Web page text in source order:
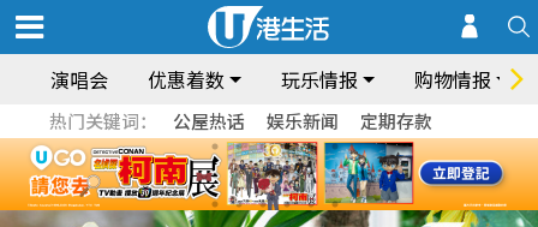
演唱会 优惠着数 玩乐情报 购物情报
热门关键词： 公屋热话 娱乐新闻 定期存款